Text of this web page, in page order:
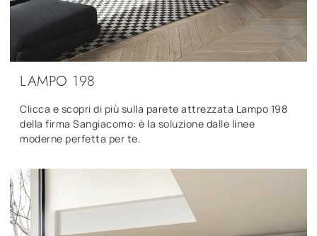
LAMPO 198
Clicca e scopri di più sulla parete attrezzata Lampo 198
della firma Sangiacomo: è la soluzione dalle linee
moderne perfetta per te.